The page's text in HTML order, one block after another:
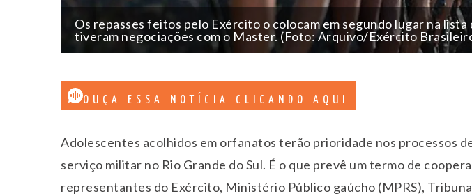
Os repasses feitos pelo Exército o colocam em segundo lugar na lista
tiveram negociações com o Master. (Foto: Arquivo/Exército
OUÇA ESSA NOTÍCIA CLICANDO AQUI
Adolescentes acolhidos em orfanatos terão prioridade nos processos
serviço militar no Rio Grande do Sul. É o que prevê um termo de
representantes do Exército, Ministério Público gaúcho (MPRS),